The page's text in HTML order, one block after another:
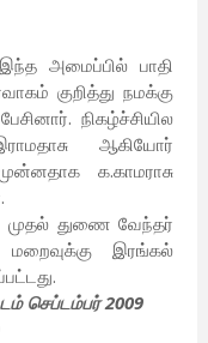
அமைப்பில் பாதி
குறித்து நமக்கு
நிகழ்ச்சியில
ஆகியோர்
க.காமராசு
முதல் துணை வேந்தர்
இரங்கல்
செப்டம்பர் 2009